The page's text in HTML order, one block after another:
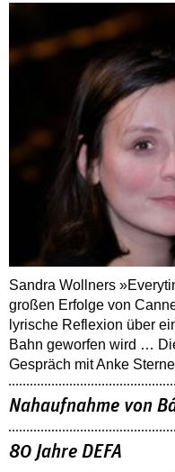
Sandra Wollners
großen Erfolge von
lyrische Reflexion über
Bahn geworfen wird …
Gespräch mit Anke
Nahaufnahme von
80 Jahre DEFA